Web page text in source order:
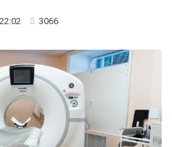
3066